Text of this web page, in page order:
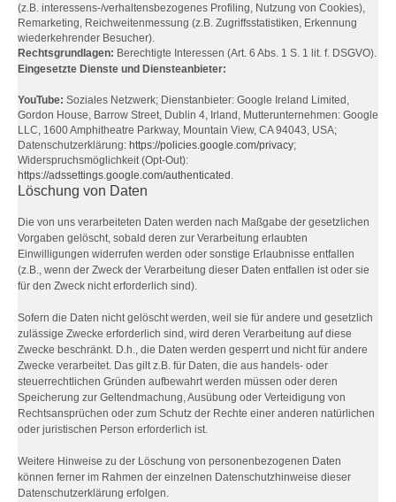
(z.B. interessens-/verhaltensbezogenes Profiling, Nutzung von Cookies),
Remarketing, Reichweitenmessung (z.B. Zugriffsstatistiken, Erkennung
wiederkehrender Besucher).
Rechtsgrundlagen: Berechtigte Interessen (Art. 6 Abs. 1 S. 1 lit. f. DSGVO).
Eingesetzte Dienste und Diensteanbieter:
YouTube: Soziales Netzwerk; Dienstanbieter: Google Ireland Limited,
Gordon House, Barrow Street, Dublin 4, Irland, Mutterunternehmen: Google
LLC, 1600 Amphitheatre Parkway, Mountain View, CA 94043, USA;
Datenschutzerklärung: https://policies.google.com/privacy;
Widerspruchsmöglichkeit (Opt-Out):
https://adssettings.google.com/authenticated .
Löschung von Daten
Die von uns verarbeiteten Daten werden nach Maßgabe der gesetzlichen
Vorgaben gelöscht, sobald deren zur Verarbeitung erlaubten
Einwilligungen widerrufen werden oder sonstige Erlaubnisse entfallen
(z.B., wenn der Zweck der Verarbeitung dieser Daten entfallen ist oder sie
für den Zweck nicht erforderlich sind).
Sofern die Daten nicht gelöscht werden, weil sie für andere und gesetzlich
zulässige Zwecke erforderlich sind, wird deren Verarbeitung auf diese
Zwecke beschränkt. D.h., die Daten werden gesperrt und nicht für andere
Zwecke verarbeitet. Das gilt z.B. für Daten, die aus handels- oder
steuerrechtlichen Gründen aufbewahrt werden müssen oder deren
Speicherung zur Geltendmachung, Ausübung oder Verteidigung von
Rechtsansprüchen oder zum Schutz der Rechte einer anderen natürlichen
oder juristischen Person erforderlich ist.
Weitere Hinweise zu der Löschung von personenbezogenen Daten
können ferner im Rahmen der einzelnen Datenschutzhinweise dieser
Datenschutzerklärung erfolgen.